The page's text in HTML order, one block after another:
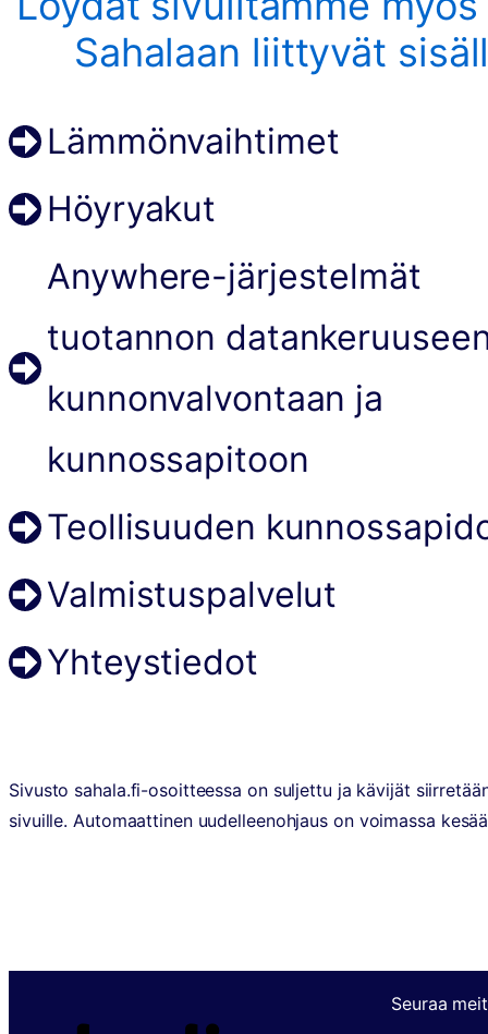
Sahalaan liittyvät
Lämmönvaihtimet
Höyryakut
Anywhere-järjestelmät
tuotannon
kunnonvalvontaan ja
kunnossapitoon
Teollisuuden
Valmistuspalvelut
Yhteystiedot
Sivusto sahala.fi-osoitteessa on suljettu ja kävijät
sivuille. Automaattinen uudelleenohjaus on voimassa
Seuraa